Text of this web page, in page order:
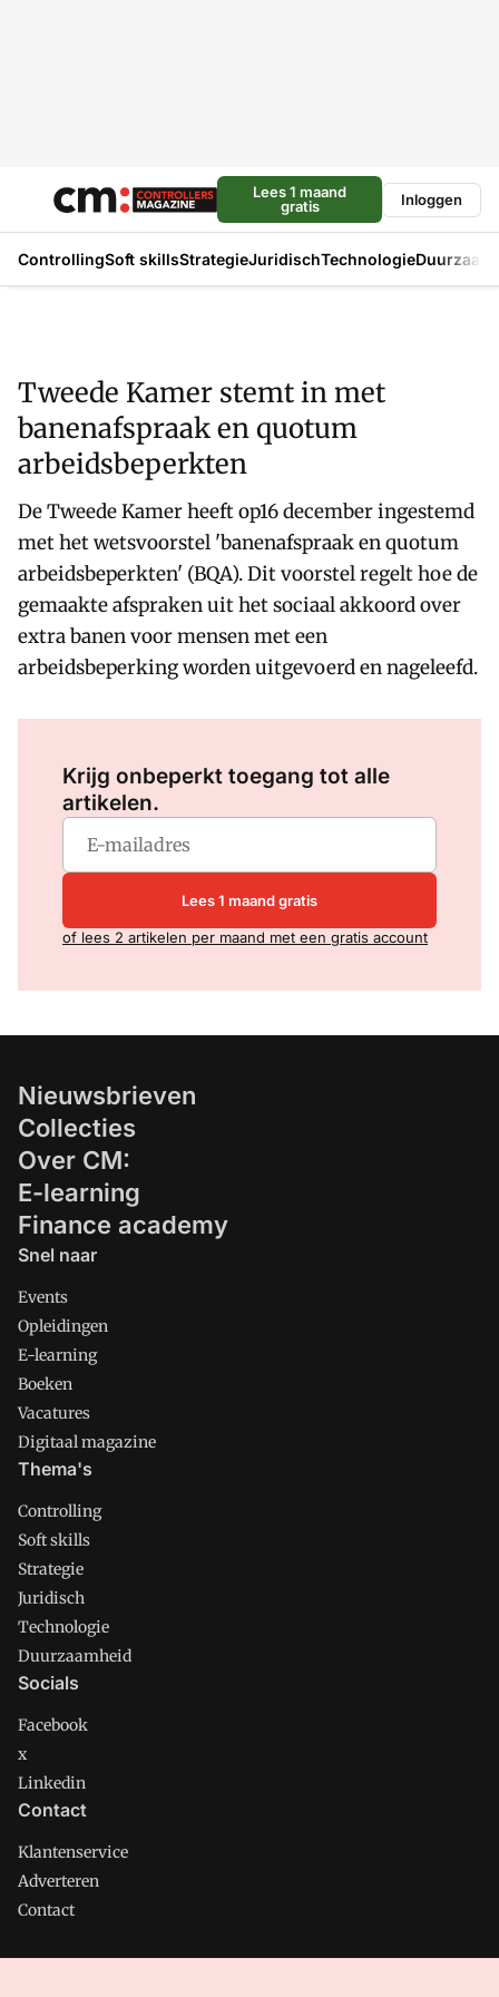
Lees 1 maand
gratis
Inloggen
ControllingSoft skillsStrategieJuridischTechnologie
Tweede Kamer stemt in met
banenafspraak en quotum
arbeidsbeperkten
De Tweede Kamer heeft op16 december ingestemd
met het wetsvoorstel 'banenafspraak en quotum
arbeidsbeperkten' (BQA). Dit voorstel regelt hoe de
gemaakte afspraken uit het sociaal akkoord over
extra banen voor mensen met een
arbeidsbeperking worden uitgevoerd en nageleefd.
Krijg onbeperkt toegang tot alle
artikelen.
Lees 1 maand gratis
of lees 2 artikelen per maand met een gratis account
Nieuwsbrieven
Collecties
Over CM:
E-learning
Finance academy
Snel naar
Events
Opleidingen
E-learning
Boeken
Vacatures
Digitaal magazine
Thema's
Controlling
Soft skills
Strategie
Juridisch
Technologie
Duurzaamheid
Socials
Facebook
x
Linkedin
Contact
Klantenservice
Adverteren
Contact